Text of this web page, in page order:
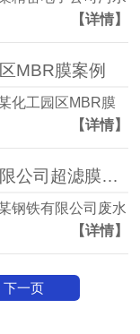
【详情】
MBR膜案例
化工园区MBR膜
【详情】
盐城某钢铁有限公司超滤膜案例
钢铁有限公司废水
【详情】
下一页